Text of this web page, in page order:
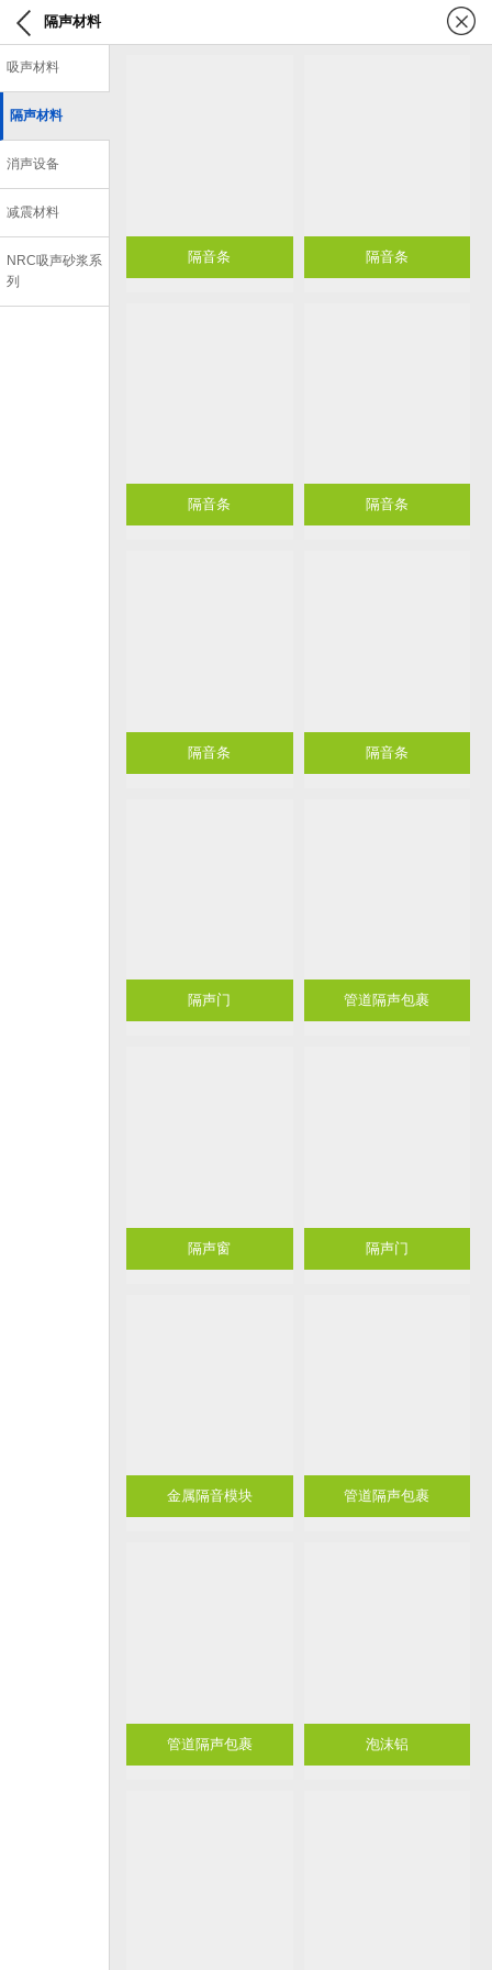
隔声材料
吸声材料
隔声材料
消声设备
减震材料
NRC吸声砂浆系
列
隔音条 隔音条
隔音条 隔音条
隔音条 隔音条
隔声门 管道隔声包裹
隔声窗 隔声门
金属隔音模块 管道隔声包裹
管道隔声包裹 泡沫铝